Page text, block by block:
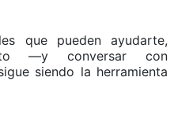
que pueden ayudarte,
—y conversar con
siendo la herramienta